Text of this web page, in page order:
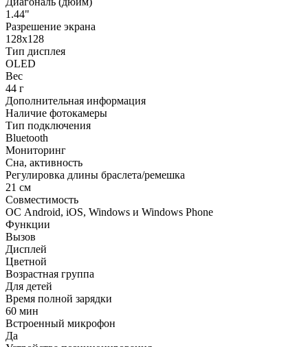
1.44"
Разрешение экрана
128x128
Тип дисплея
OLED
Вес
44 г
Дополнительная информация
Наличие фотокамеры
Тип подключения
Bluetooth
Мониторинг
Сна, активность
Регулировка длины браслета/ремешка
21 см
Совместимость
ОС Android, iOS, Windows и Windows Phone
Функции
Вызов
Дисплей
Цветной
Возрастная группа
Для детей
Время полной зарядки
60 мин
Встроенный микрофон
Да